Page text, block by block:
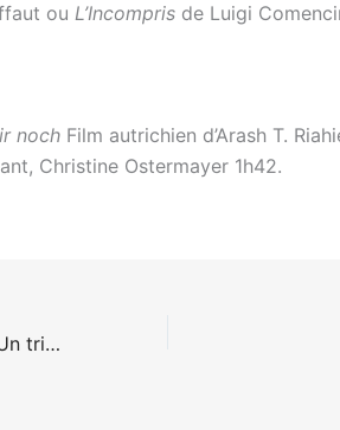
ou L’Incompris de Luigi
noch Film autrichien d’Arash T.
Christine Ostermayer 1h42.
Thee Wreckers Tetralogy – Un trip rock de Rosto